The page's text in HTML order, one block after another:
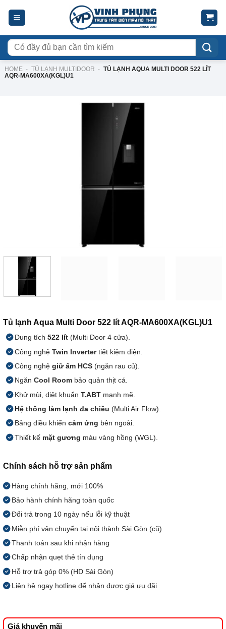
Tìm
kiếm:
HOME - TỦ LẠNH MULTIDOOR - TỦ LẠNH AQUA MULTI DOOR 522 LÍT
AQR-MA600XA(KGL)U1
Tủ lạnh Aqua Multi Door 522 lít AQR-MA600XA(KGL)U1
Dung tích 522 lít(Multi Door 4 cửa).
Công nghệ Twin Invertertiết kiệm điện.
Công nghệ giữ ẩm HCS(ngăn rau củ).
Ngăn Cool Roombảo quản thịt cá.
Khử mùi, diệt khuẩn T.ABTmạnh mẽ.
Hệ thống làm lạnh đa chiều (Multi Air Flow).
Bảng điều khiển cảm ứng bên ngoài.
Thiết kế mặt gương màu vàng hồng (WGL).
Chính sách hỗ trợ sản phẩm
Hàng chính hãng, mới 100%
Bảo hành chính hãng toàn quốc
Đổi trả trong 10 ngày nếu lỗi kỹ thuật
Miễn phí vận chuyển tại nội thành Sài Gòn (cũ)
Thanh toán sau khi nhận hàng
Chấp nhận quẹt thẻ tín dụng
Hỗ trợ trả góp 0% (HD Sài Gòn)
Liên hệ ngay hotline để nhận được giá ưu đãi
Giá khuyến mãi